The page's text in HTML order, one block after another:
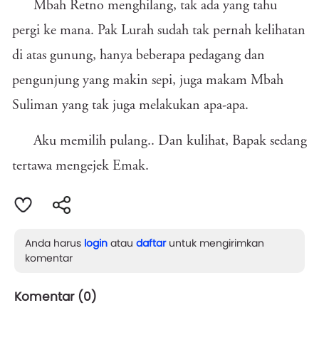
Mbah Retno menghilang, tak ada yang tahu
pergi ke mana. Pak Lurah sudah tak pernah kelihatan
di atas gunung, hanya beberapa pedagang dan
pengunjung yang makin sepi, juga makam Mbah
Suliman yang tak juga melakukan apa-apa.
Aku memilih pulang.. Dan kulihat, Bapak sedang
tertawa mengejek Emak.
Anda harus login atau daftaruntuk mengirimkan
komentar
Komentar (0)